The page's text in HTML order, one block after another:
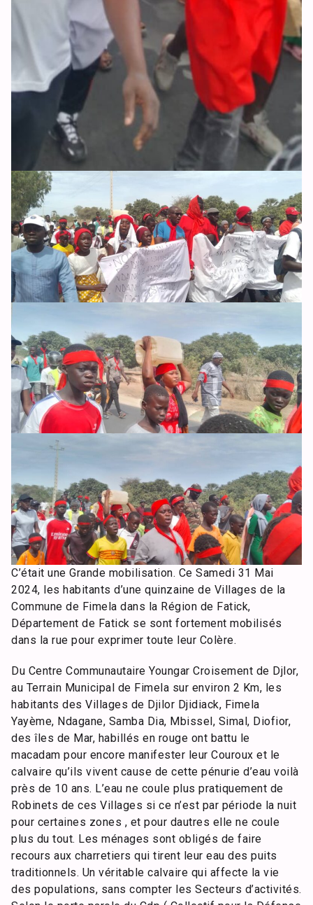
C’était une Grande mobilisation. Ce Samedi 31 Mai
2024, les habitants d’une quinzaine de Villages de la
Commune de Fimela dans la Région de Fatick,
Département de Fatick se sont fortement mobilisés
dans la rue pour exprimer toute leur Colère.
Du Centre Communautaire Youngar Croisement de Djlor,
au Terrain Municipal de Fimela sur environ 2 Km, les
habitants des Villages de Djilor Djidiack, Fimela
Yayème, Ndagane, Samba Dia, Mbissel, Simal, Diofior,
des îles de Mar, habillés en rouge ont battu le
macadam pour encore manifester leur Couroux et le
calvaire qu’ils vivent cause de cette pénurie d’eau voilà
près de 10 ans. L’eau ne coule plus pratiquement de
Robinets de ces Villages si ce n’est par période la nuit
pour certaines zones , et pour dautres elle ne coule
plus du tout. Les ménages sont obligés de faire
recours aux charretiers qui tirent leur eau des puits
traditionnels. Un véritable calvaire qui affecte la vie
des populations, sans compter les Secteurs d’activités.